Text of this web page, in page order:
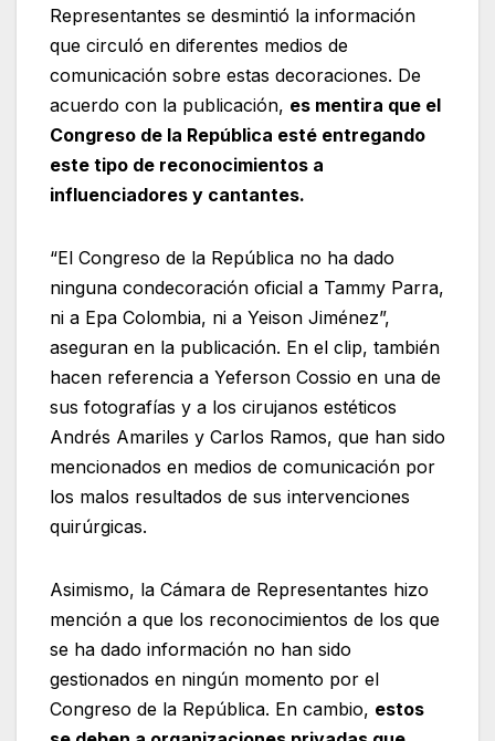
Representantes se desmintió la información
que circuló en diferentes medios de
comunicación sobre estas decoraciones. De
acuerdo con la publicación, es mentira que el
Congreso de la República esté entregando
este tipo de reconocimientos a
influenciadores y cantantes.
“El Congreso de la República no ha dado
ninguna condecoración oficial a Tammy Parra,
ni a Epa Colombia, ni a Yeison Jiménez”,
aseguran en la publicación. En el clip, también
hacen referencia a Yeferson Cossio en una de
sus fotografías y a los cirujanos estéticos
Andrés Amariles y Carlos Ramos, que han sido
mencionados en medios de comunicación por
los malos resultados de sus intervenciones
quirúrgicas.
Asimismo, la Cámara de Representantes hizo
mención a que los reconocimientos de los que
se ha dado información no han sido
gestionados en ningún momento por el
Congreso de la República. En cambio, estos